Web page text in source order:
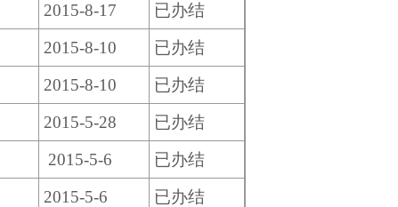
2015-8-17
已办结
2015-8-10
已办结
2015-8-10
已办结
2015-5-28
已办结
2015-5-6
已办结
2015-5-6
已办结